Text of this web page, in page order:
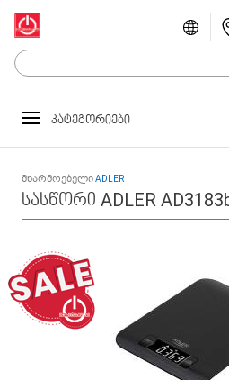
კატეგორიები
მწარმოებელიADLER
სასწორი ADLER